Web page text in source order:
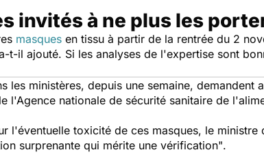
invités à ne plus les
masques en tissu à partir de la rentrée du 2
t-il ajouté. Si les analyses de l'expertise sont
les ministères, depuis une semaine,
l'Agence nationale de sécurité sanitaire de
l'éventuelle toxicité de ces masques, le ministre
surprenante qui mérite une vérification".